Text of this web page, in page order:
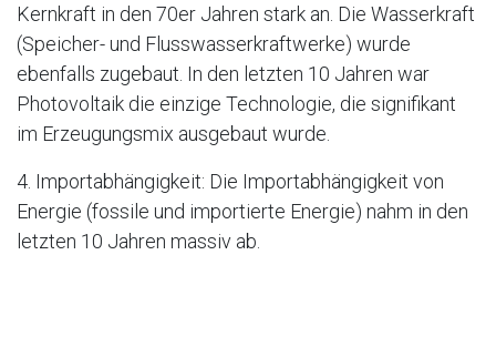
Kernkraft in den 70er Jahren stark an. Die Wasserkraft
(Speicher- und Flusswasserkraftwerke) wurde
ebenfalls zugebaut. In den letzten 10 Jahren war
Photovoltaik die einzige Technologie, die signifikant
im Erzeugungsmix ausgebaut wurde.
4. Importabhängigkeit: Die Importabhängigkeit von
Energie (fossile und importierte Energie) nahm in den
letzten 10 Jahren massiv ab.